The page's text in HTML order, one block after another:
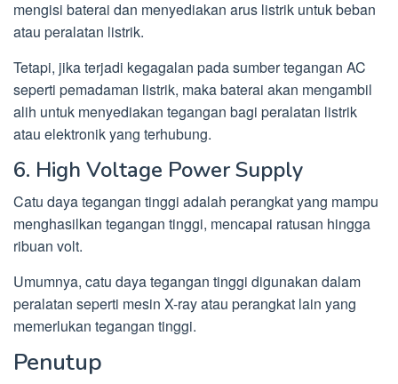
mengisi baterai dan menyediakan arus listrik untuk beban
atau peralatan listrik.
Tetapi, jika terjadi kegagalan pada sumber tegangan AC
seperti pemadaman listrik, maka baterai akan mengambil
alih untuk menyediakan tegangan bagi peralatan listrik
atau elektronik yang terhubung.
6. High Voltage Power Supply
Catu daya tegangan tinggi adalah perangkat yang mampu
menghasilkan tegangan tinggi, mencapai ratusan hingga
ribuan volt.
Umumnya, catu daya tegangan tinggi digunakan dalam
peralatan seperti mesin X-ray atau perangkat lain yang
memerlukan tegangan tinggi.
Penutup